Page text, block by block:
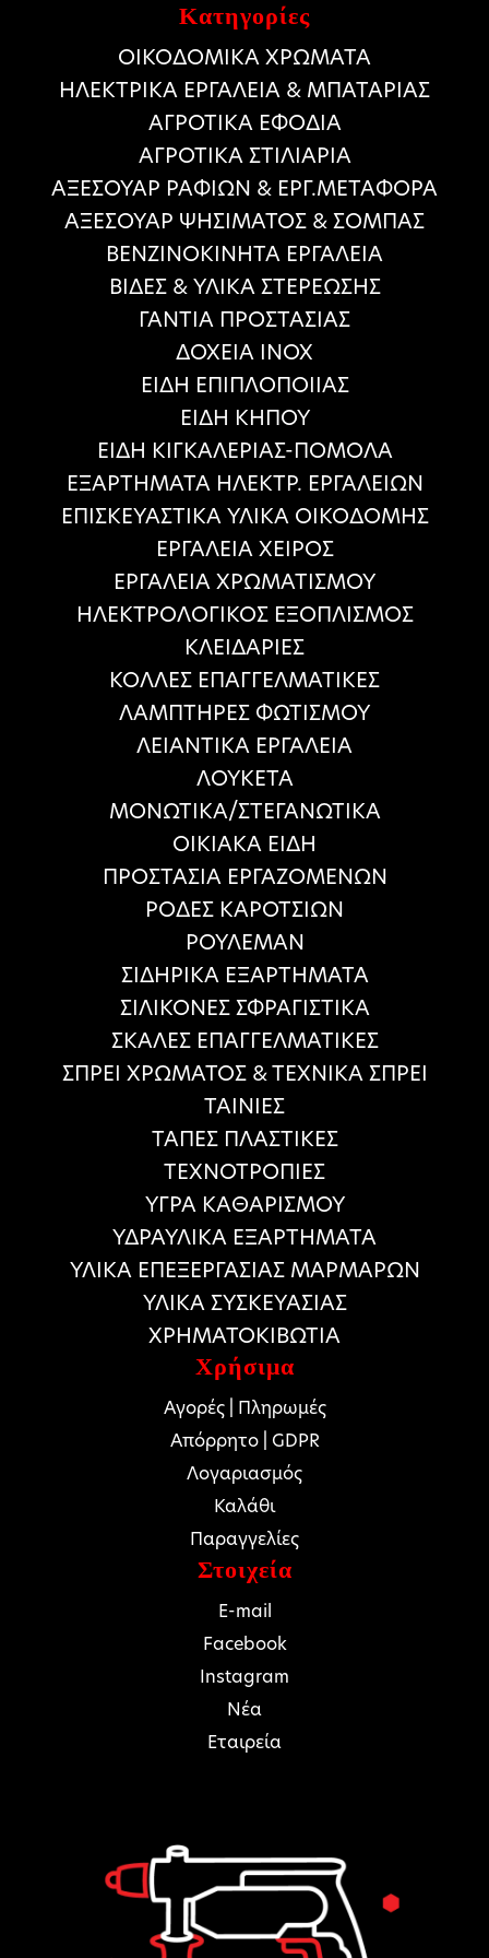
Κατηγορίες
ΟΙΚΟΔΟΜΙΚΑ ΧΡΩΜΑΤΑ
HΛΕΚΤΡΙΚΑ ΕΡΓΑΛΕΙΑ & ΜΠΑΤΑΡΙΑΣ
ΑΓΡΟΤΙΚΑ ΕΦΟΔΙΑ
ΑΓΡΟΤΙΚΑ ΣΤΙΛΙΑΡΙΑ
ΑΞΕΣΟΥΑΡ ΡΑΦΙΩΝ & ΕΡΓ.ΜΕΤΑΦΟΡΑ
ΑΞΕΣΟΥΑΡ ΨΗΣΙΜΑΤΟΣ & ΣΟΜΠΑΣ
ΒΕΝΖΙΝΟΚΙΝΗΤΑ ΕΡΓΑΛΕΙΑ
ΒΙΔΕΣ & ΥΛΙΚΑ ΣΤΕΡΕΩΣΗΣ
ΓΑΝΤΙΑ ΠΡΟΣΤΑΣΙΑΣ
ΔΟΧΕΙΑ ΙΝΟΧ
ΕΙΔΗ ΕΠΙΠΛΟΠΟΙΙΑΣ
ΕΙΔΗ ΚΗΠΟΥ
ΕΙΔΗ ΚΙΓΚΑΛΕΡΙΑΣ-ΠΟΜΟΛΑ
ΕΞΑΡΤΗΜΑΤΑ ΗΛΕΚΤΡ. ΕΡΓΑΛΕΙΩΝ
ΕΠΙΣΚΕΥΑΣΤΙΚΑ ΥΛΙΚΑ ΟΙΚΟΔΟΜΗΣ
ΕΡΓΑΛΕΙΑ ΧΕΙΡΟΣ
ΕΡΓΑΛΕΙΑ ΧΡΩΜΑΤΙΣΜΟΥ
ΗΛΕΚΤΡΟΛΟΓΙΚΟΣ ΕΞΟΠΛΙΣΜΟΣ
ΚΛΕΙΔΑΡΙΕΣ
ΚΟΛΛΕΣ ΕΠΑΓΓΕΛΜΑΤΙΚΕΣ
ΛΑΜΠΤΗΡΕΣ ΦΩΤΙΣΜΟΥ
ΛΕΙΑΝΤΙΚΑ ΕΡΓΑΛΕΙΑ
ΛΟΥΚΕΤΑ
ΜΟΝΩΤΙΚΑ/ΣΤΕΓΑΝΩΤΙΚΑ
ΟΙΚΙΑΚΑ ΕΙΔΗ
ΠΡΟΣΤΑΣΙΑ ΕΡΓΑΖΟΜΕΝΩΝ
ΡΟΔΕΣ ΚΑΡΟΤΣΙΩΝ
ΡΟΥΛΕΜΑΝ
ΣΙΔΗΡΙΚΑ ΕΞΑΡΤΗΜΑΤΑ
ΣΙΛΙΚΟΝΕΣ ΣΦΡΑΓΙΣΤΙΚΑ
ΣΚΑΛΕΣ ΕΠΑΓΓΕΛΜΑΤΙΚΕΣ
ΣΠΡΕΙ ΧΡΩΜΑΤΟΣ & ΤΕΧΝΙΚΑ ΣΠΡΕΙ
ΤΑΙΝΙΕΣ
ΤΑΠΕΣ ΠΛΑΣΤΙΚΕΣ
ΤΕΧΝΟΤΡΟΠΙΕΣ
ΥΓΡΑ ΚΑΘΑΡΙΣΜΟΥ
ΥΔΡΑΥΛΙΚΑ ΕΞΑΡΤΗΜΑΤΑ
ΥΛΙΚΑ ΕΠΕΞΕΡΓΑΣΙΑΣ ΜΑΡΜΑΡΩΝ
ΥΛΙΚΑ ΣΥΣΚΕΥΑΣΙΑΣ
ΧΡΗΜΑΤΟΚΙΒΩΤΙΑ
Χρήσιμα
Αγορές | Πληρωμές
Απόρρητο | GDPR
Λογαριασμός
Καλάθι
Παραγγελίες
Στοιχεία
E-mail
Facebook
Instagram
Νέα
Εταιρεία